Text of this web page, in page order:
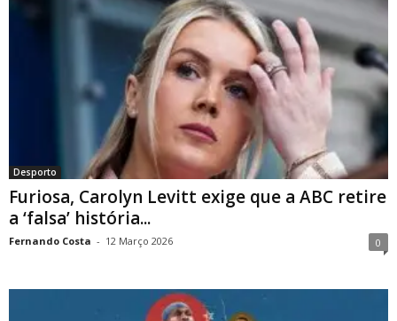
Desporto
Furiosa, Carolyn Levitt exige que a ABC retire
a ‘falsa’ história...
Fernando Costa - 12 Março 2026 0